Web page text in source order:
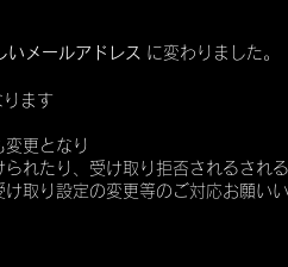
いメールアドレス に変わりました。
ます
更となり
れたり、受け取り拒否されるされ
取り設定の変更等のご対応お願い